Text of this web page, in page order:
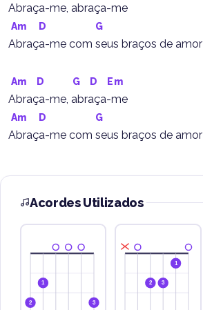
Abraça-me, abraça-me
Am D G
Abraça-me com seus braços de amor
Am D G D Em
Abraça-me, abraça-me
Am D G
Abraça-me com seus braços de amor
Acordes Utilizados
2
1
3
2 3
1